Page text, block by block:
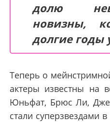
долю
новизны,
долгие годы
Теперь о
актеры известны на
Юньфат, Брюс Ли,
стали суперзвездами